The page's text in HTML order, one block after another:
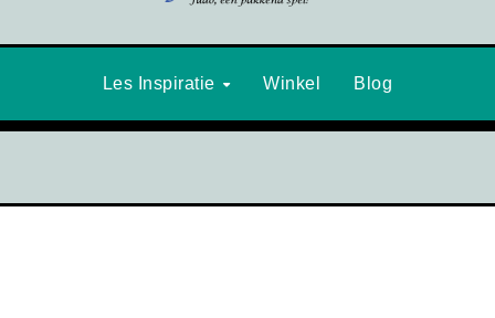
Les Inspiratie Winkel Blog